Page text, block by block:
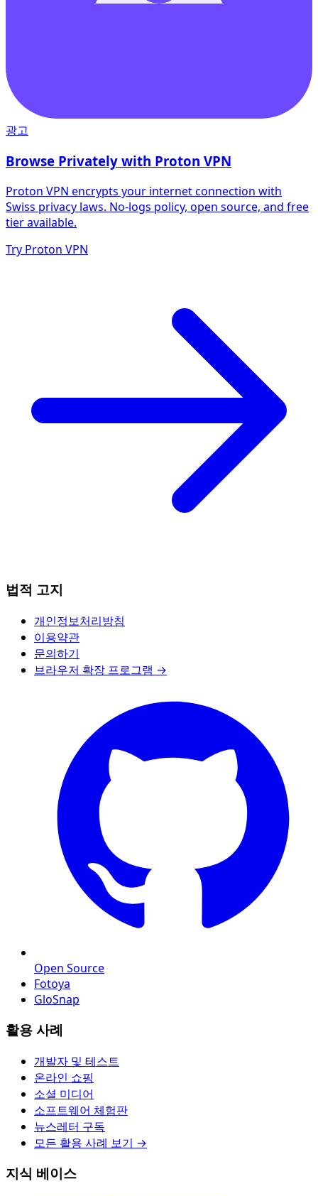
광고
Browse Privately with Proton VPN
Proton VPN encrypts your internet connection with
Swiss privacy laws. No-logs policy, open source, and free
tier available.
Try Proton VPN
법적 고지
개인정보처리방침
이용약관
문의하기
브라우저 확장 프로그램 →
Open Source
Fotoya
GloSnap
활용 사례
개발자 및 테스트
온라인 쇼핑
소셜 미디어
소프트웨어 체험판
뉴스레터 구독
모든 활용 사례 보기 →
지식 베이스